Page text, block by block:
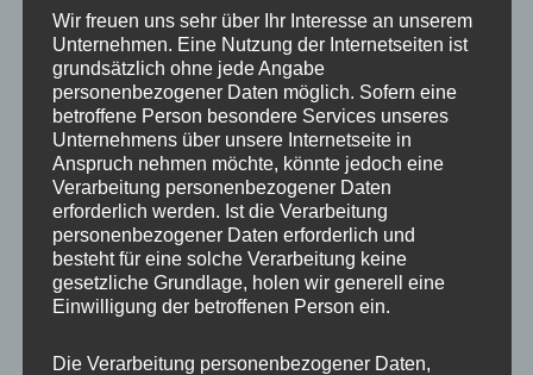
Design SL-02
Durchmesser 19
ET 35
Fertigung Flow Forming
Hersteller JR WHEELS
Lochkreis 5×112
Hinweis
Lochzahl
Wir freuen uns sehr über Ihr Interesse an unserem
Unternehmen. Eine Nutzung der Internetseiten ist
grundsätzlich ohne jede Angabe
personenbezogener Daten möglich. Sofern eine
betroffene Person besondere Services unseres
Unternehmens über unsere Internetseite in
Anspruch nehmen möchte, könnte jedoch eine
Verarbeitung personenbezogener Daten
erforderlich werden. Ist die Verarbeitung
personenbezogener Daten erforderlich und
besteht für eine solche Verarbeitung keine
gesetzliche Grundlage, holen wir generell eine
Einwilligung der betroffenen Person ein.
Die Verarbeitung personenbezogener Daten,